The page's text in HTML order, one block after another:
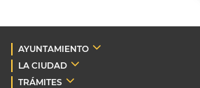
AYUNTAMIENTO
LA CIUDAD
TRÁMITES